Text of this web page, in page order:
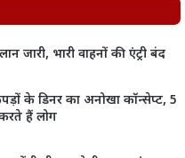
जारी, भारी वाहनों की एंट्री बंद
के डिनर का अनोखा कॉन्सेप्ट, 5
हैं लोग